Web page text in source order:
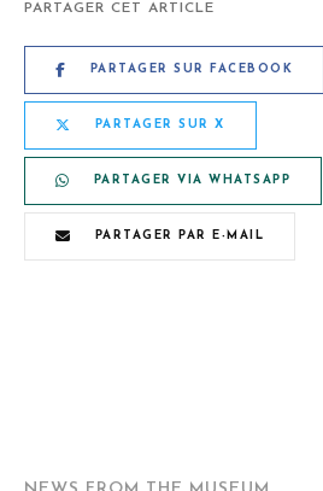
PARTAGER CET ARTICLE
PARTAGER SUR FACEBOOK
PARTAGER SUR X
PARTAGER VIA WHATSAPP
PARTAGER PAR E-MAIL